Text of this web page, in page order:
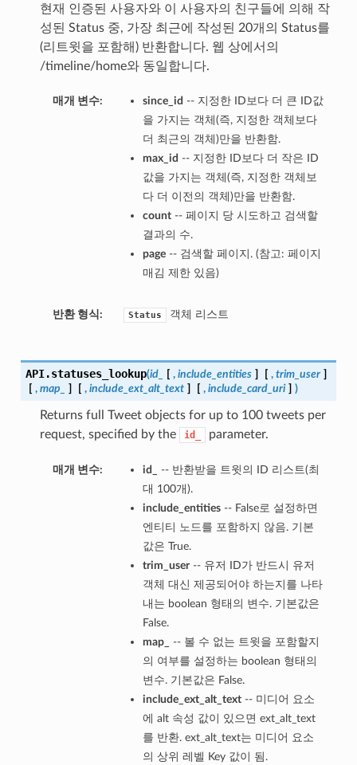
현재 인증된 사용자와 이 사용자의 친구들에 의해 작
성된 Status 중, 가장 최근에 작성된 20개의 Status를
(리트윗을 포함해) 반환합니다. 웹 상에서의
/timeline/home와 동일합니다.
매개 변수: since_id -- 지정한 ID보다 더 큰 ID값
을 가지는 객체(즉, 지정한 객체보다
더 최근의 객체)만을 반환함.
max_id -- 지정한 ID보다 더 작은 ID
값을 가지는 객체(즉, 지정한 객체보
다 더 이전의 객체)만을 반환함.
count-- 페이지 당 시도하고 검색할
결과의 수.
page-- 검색할 페이지. (참고: 페이지
매김 제한 있음)
반환 형식: Status 객체 리스트
API.statuses_lookup(id_ [ , include_entities ] [ , trim_user ]
[ , map_ ] [ , include_ext_alt_text ] [ , include_card_uri ] )
Returns full Tweet objects for up to 100 tweets per
request, specified by the
id_ parameter.
매개 변수: id_
-- 반환받을 트윗의 ID 리스트(최
대 100개).
include_entities-- False로 설정하면
엔티티 노드를 포함하지 않음. 기본
값은 True.
trim_user-- 유저 ID가 반드시 유저
객체 대신 제공되어야 하는지를 나타
내는 boolean 형태의 변수. 기본값은
False.
map_
-- 볼 수 없는 트윗을 포함할지
의 여부를 설정하는 boolean 형태의
변수. 기본값은 False.
include_ext_alt_text-- 미디어 요소
에 alt 속성 값이 있으면 ext_alt_text
를 반환. ext_alt_text는 미디어 요소
의 상위 레벨 Key 값이 됨.